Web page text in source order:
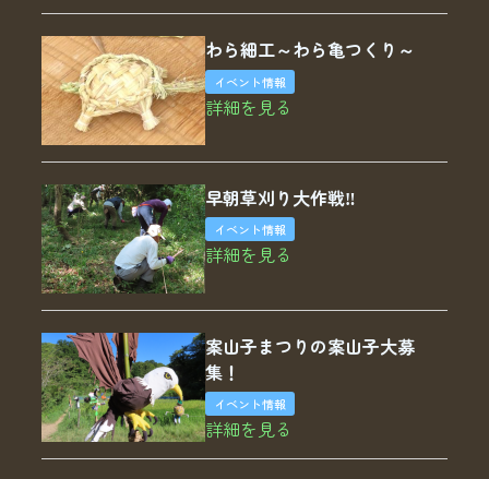
わら細工～わら亀つくり～
イベント情報
詳細を見る
早朝草刈り大作戦‼
イベント情報
詳細を見る
案山子まつりの案山子大募
集！
イベント情報
詳細を見る